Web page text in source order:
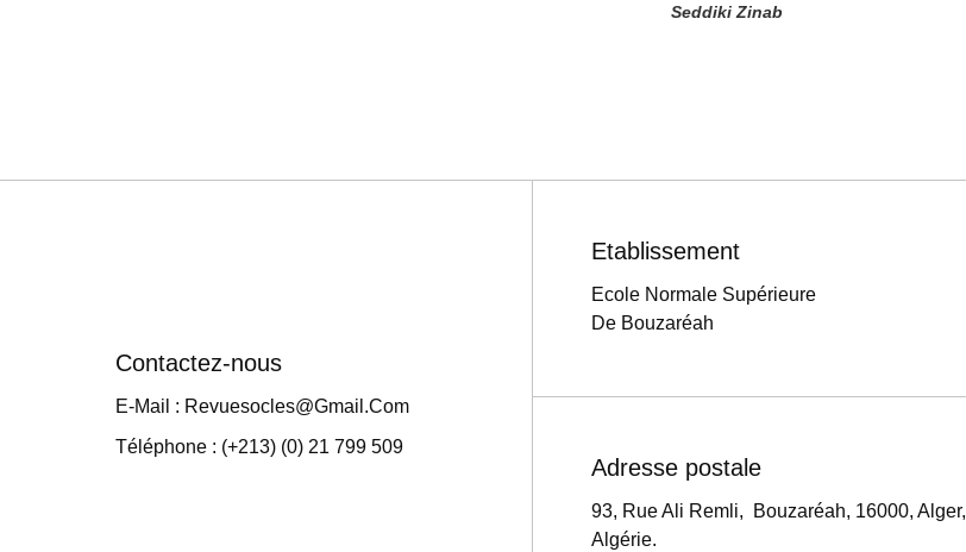
Seddiki Zinab
Contactez-nous
E-Mail : Revuesocles@gmail.com
Téléphone : (+213) (0) 21 799 509
Etablissement
Ecole Normale Supérieure
De Bouzaréah
Adresse postale
93, Rue Ali Remli, Bouzaréah, 16000, Alger,
Algérie.